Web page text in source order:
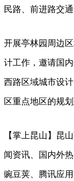
民路、前进路交
开展亭林园周边
计工作，邀请国
西路区域城市设
区重点地区的规
【掌上昆山】昆
闻资讯、国内外
豌豆荚、腾讯应